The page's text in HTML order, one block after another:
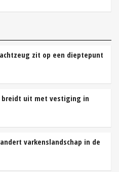
zit op een dieptepunt
breidt uit met vestiging in
varkenslandschap in de